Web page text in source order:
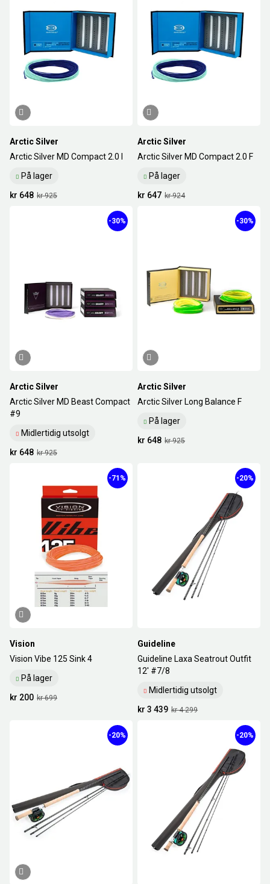
Arctic Silver
Arctic Silver MD Compact 2.0 I
På lager
kr 925
kr 648
Arctic Silver
Arctic Silver MD Compact 2.0 F
På lager
kr 924
kr 647
Arctic Silver
Arctic Silver MD Beast Compact
#9
Midlertidig utsolgt
-30%
kr 925
kr 648
Arctic Silver
Arctic Silver Long Balance F
På lager
-30%
kr 925
kr 648
Vision
Vision Vibe 125 Sink 4
På lager
-71%
kr 699
kr 200
Guideline
Guideline Laxa Seatrout Outfit
12' #7/8
Midlertidig utsolgt
-20%
kr 4 299
kr 3 439
-20% -20%